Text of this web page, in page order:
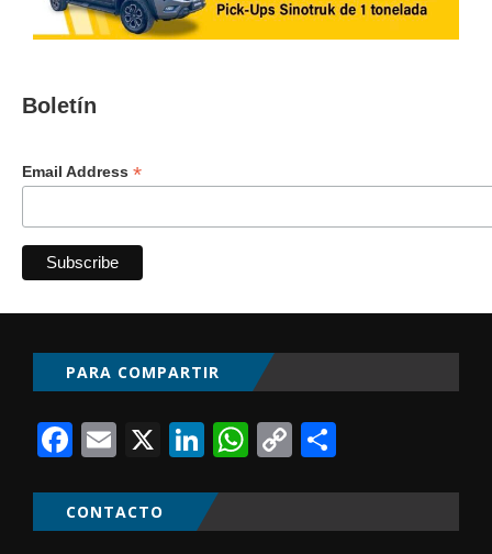
Boletín
Email Address *
PARA COMPARTIR
Facebook
Email
X LinkedIn
WhatsApp
Copy
CONTACTO